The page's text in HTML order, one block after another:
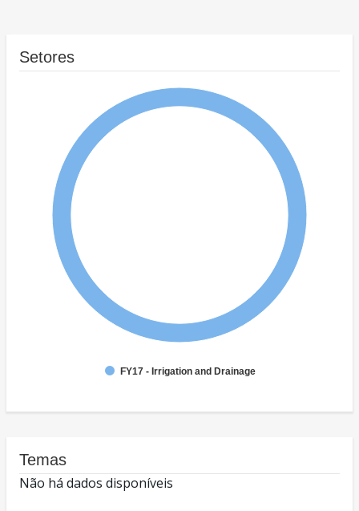
Setores
FY17 - Irrigation and Drainage
Temas
Não há dados disponíveis